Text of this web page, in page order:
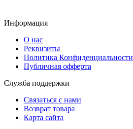
Информация
О нас
Реквизиты
Политика Конфиденциальности
Публичная офферта
Служба поддержки
Связаться с нами
Возврат товара
Карта сайта